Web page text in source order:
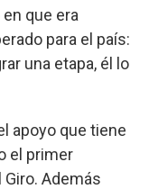
que era
para el país:
una etapa, él lo
apoyo que tiene
el primer
Además